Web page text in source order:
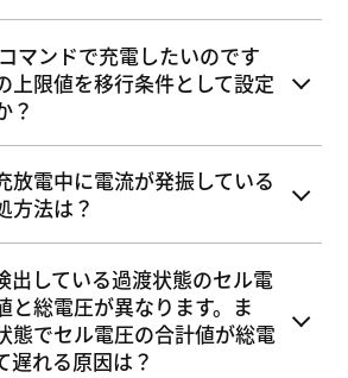
マンドで充電したいのです
上限値を移行条件として設定
？
放電中に電流が発振している
方法は？
出している過渡状態のセル電
と総電圧が異なります。ま
態でセル電圧の合計値が総電
遅れる原因は？